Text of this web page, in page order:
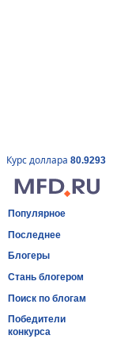
Курс доллара 80.9293
Популярное
Последнее
Блогеры
Стань блогером
Поиск по блогам
Победители
конкурса